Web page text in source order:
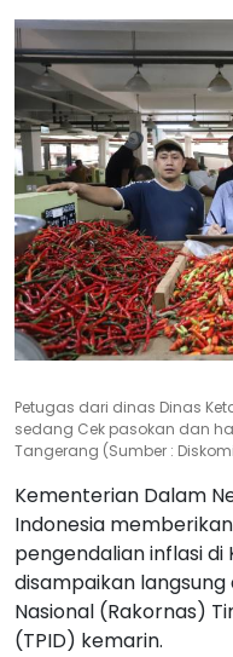
Petugas dari dinas Dinas
sedang Cek pasokan dan
Tangerang (Sumber :
Kementerian Dalam
Indonesia
pengendalian inflasi di
disampaikan
Nasional (Rakornas)
(TPID) kemarin.